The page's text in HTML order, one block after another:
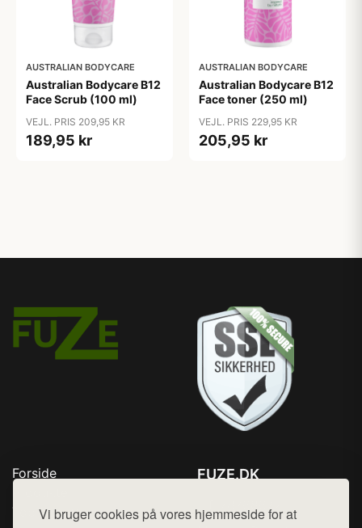
Vi bruger cookies på vores hjemmeside for at
AUSTRALIAN BODYCARE
Australian Bodycare B12
Face Scrub (100 ml)
VEJL. PRIS 209,95 KR
189,95 kr
AUSTRALIAN BODYCARE
Australian Bodycare B12
Face toner (250 ml)
VEJL. PRIS 229,95 KR
205,95 kr
Forside
Top Rabatter
FUZE.DK